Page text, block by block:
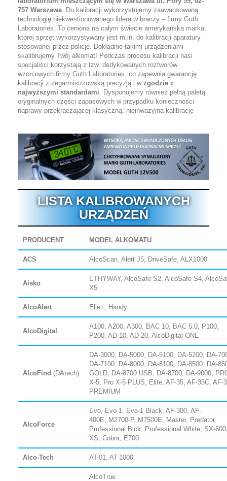
757 Warszawa. Do kalibracji wykorzystujemy zaawansowaną
technologię niekwestionowanego lidera w branży – firmy Guth
Laboratories. To ceniona na całym świecie amerykańska marka,
której sprzęt wykorzystywany jest m.in. do kalibracji aparatury
stosowanej przez policję. Dokładnie takimi urządzeniami
skalibrujemy Twój alkomat! Podczas procesu kalibracji nasi
specjaliści korzystają z tzw. dedykowanych roztworów
wzorcowych firmy Guth Laboratories, co zapewnia gwarancję
kalibracji z zegarmistrzowską precyzją i w zgodzie z
najwyższymi standardami. Dysponujemy również pełną paletą
oryginalnych części zapasowych w przypadku konieczności
naprawy przekraczającej klasyczną, nieinwazyjną kalibrację
LISTA KALIBROWANYCH
URZĄDZEŃ
PRODUCENT MODEL ALKOMATU
ACS AlcoScan, Alert J5, DriveSafe, ALX1000
Aisko
ETHYWAY, AlcoSafe S2, AlcoSafe S4,
X5
AlcoAlert Elie+, Handy
AlcoDigital
A100, A200, A300, BAC 10, BAC 5.0, P100,
P200, AD-10, AD-20, AlcoDigital ONE
AlcoFind (DAtech)
DA-3000, DA-5000, DA-5100, DA-5200, DA-
DA-7100, DA-8000, DA-8100, DA-8500, DA-
GOLD, DA-8700 USB, DA-8700, DA-9000,
X-5, Pro X-5 PLUS, Elite, AF-35, AF-35C, AF-
PREMIUM
AlcoForce
Evo, Evo-1, Evo-1 Black, AF-300, AF-
400E, M2700-P, M7500E, Master, Predator,
Professional Blck, Professional White, SX-
XS, Cobra, E700
Alco-Tech AT-01, AT-1000,
AlcoTrue